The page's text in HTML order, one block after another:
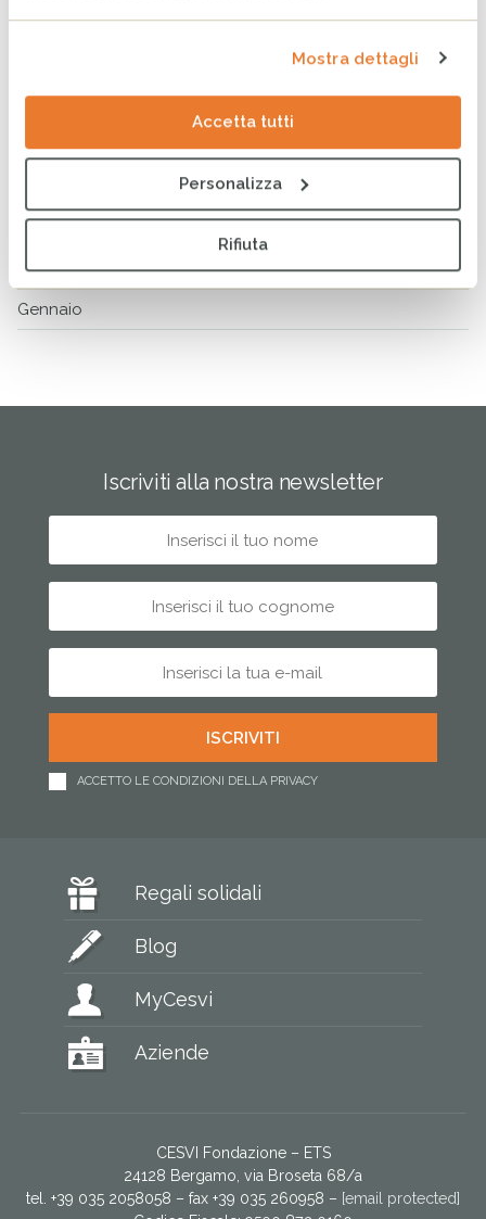
Mostra dettagli
Accetta tutti
Personalizza
Rifiuta
Maggio
Marzo
Febbraio
Gennaio
Iscriviti alla nostra newsletter
ACCETTO LE CONDIZIONI DELLA PRIVACY
Regali solidali
Blog
MyCesvi
Aziende
CESVI Fondazione – ETS
24128 Bergamo, via Broseta 68/a
tel. +39 035 2058058 – fax +39 035 260958 – [email protected]